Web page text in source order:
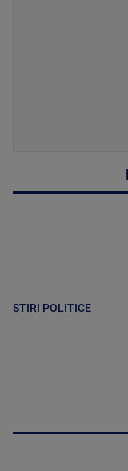
STIRI POLITICE